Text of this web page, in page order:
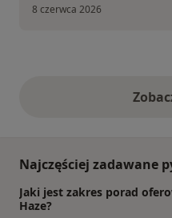
8 czerwca 2026
Najczęściej zadawane
Jaki jest zakres porad
Haze?